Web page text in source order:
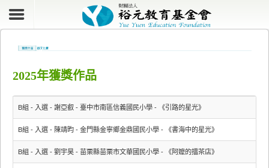
2025年獲獎作品
B組 - 入選 - 謝亞叡 - 臺中市南區信義國民小學 - 《引路的星光》
B組 - 入選 - 陳靖昀 - 金門縣金寧鄉金鼎國民小學 - 《書海中的星光》
B組 - 入選 - 劉宇昊 - 苗栗縣苗栗市文華國民小學 - 《阿嬤的擂茶店》